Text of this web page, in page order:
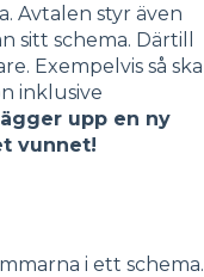
Avtalen styr även
sitt schema. Därtill
Exempelvis så ska
inklusive
upp en ny
vunnet!
i ett schema.